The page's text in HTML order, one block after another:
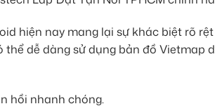
hiện nay mang lại sự khác biệt rõ
dễ dàng sử dụng bản đồ Vietmap
hồi nhanh chóng.